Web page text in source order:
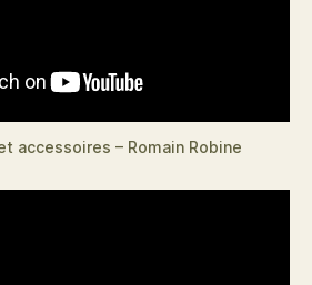
accessoires – Romain Robine